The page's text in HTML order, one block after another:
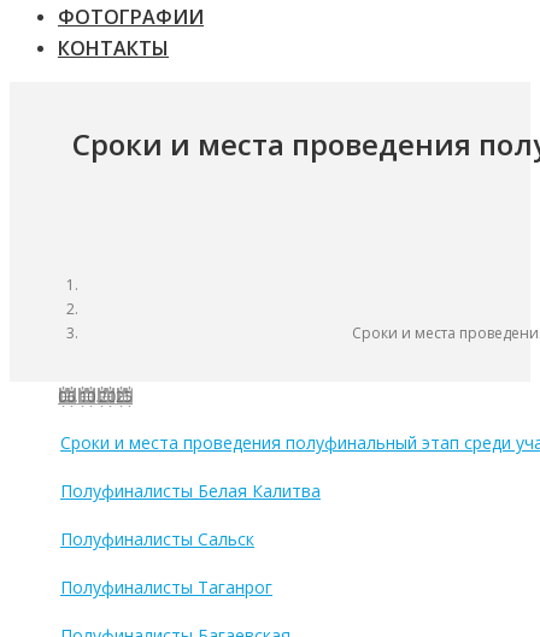
ФОТОГРАФИИ
КОНТАКТЫ
Сроки и места проведения
Сроки и места
06.10.2025
Сроки и места проведения полуфинальный этап среди
Полуфиналисты Белая Калитва
Полуфиналисты Сальск
Полуфиналисты Таганрог